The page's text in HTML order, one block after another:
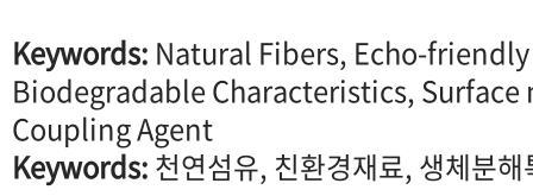
Keywords: Natural Fibers, Echo-
Biodegradable Characteristics,
Coupling Agent
Keywords:천연섬유, 친환경재료, 생체분